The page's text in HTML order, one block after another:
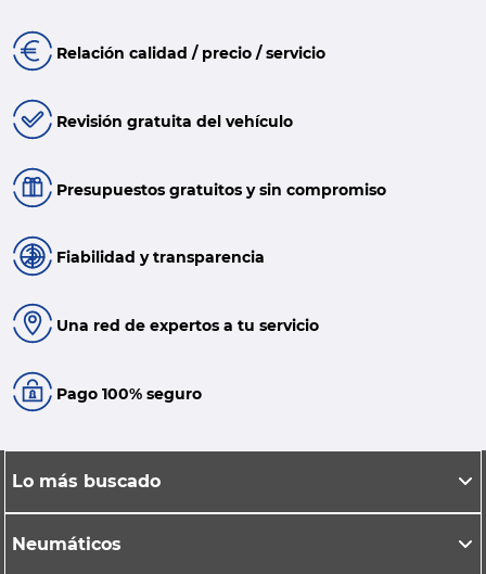
Relación calidad / precio / servicio
Revisión gratuita del vehículo
Presupuestos gratuitos y sin compromiso
Fiabilidad y transparencia
Una red de expertos a tu servicio
Pago 100% seguro
Lo más buscado
Neumáticos